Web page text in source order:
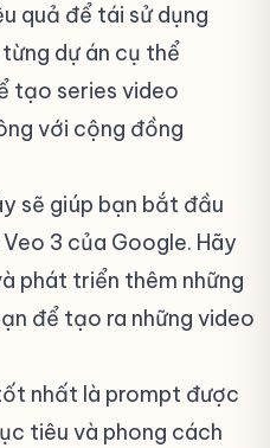
quả để tái sử dụng
dự án cụ thể
tạo series video
với cộng đồng
sẽ giúp bạn bắt đầu
3 của Google. Hãy
phát triển thêm những
để tạo ra những video
nhất là prompt được
tiêu và phong cách